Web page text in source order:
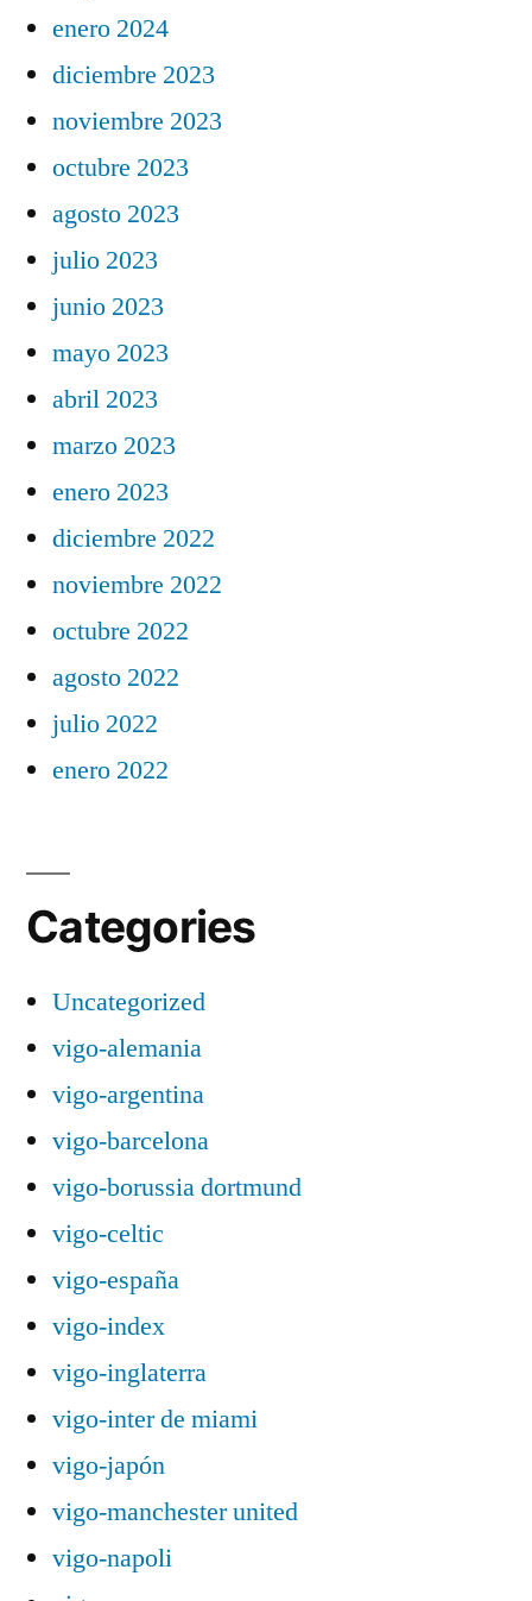
enero 2024
diciembre 2023
noviembre 2023
octubre 2023
agosto 2023
julio 2023
junio 2023
mayo 2023
abril 2023
marzo 2023
enero 2023
diciembre 2022
noviembre 2022
octubre 2022
agosto 2022
julio 2022
enero 2022
Categories
Uncategorized
vigo-alemania
vigo-argentina
vigo-barcelona
vigo-borussia dortmund
vigo-celtic
vigo-españa
vigo-index
vigo-inglaterra
vigo-inter de miami
vigo-japón
vigo-manchester united
vigo-napoli